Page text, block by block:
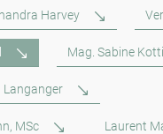
Harvey
Mag. Sabine
Langanger
MSc Laurent